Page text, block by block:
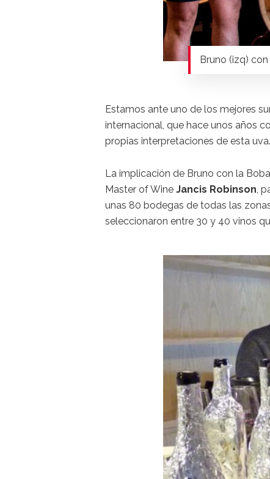
Bruno (izq)
Estamos ante uno de los mejores
internacional, que hace unos años
propias interpretaciones de esta
La implicación de Bruno con la
Master of Wine Jancis Robinson,
unas 80 bodegas de todas las
seleccionaron entre 30 y 40 vinos